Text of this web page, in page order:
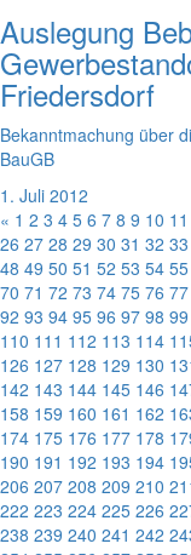
Auslegung
Friedersdorf
Bekanntmachung über
BauGB
1. Juli 2012
« 1 2 3 4 5 6 7 8 9 10 11
26 27 28 29 30 31 32 33
48 49 50 51 52 53 54 55
70 71 72 73 74 75 76 77
92 93 94 95 96 97 98 99
110 111 112 113 114
126 127 128 129 130
142 143 144 145 146
158 159 160 161 162
174 175 176 177 178
190 191 192 193 194
206 207 208 209 210
222 223 224 225 226
238 239 240 241 242